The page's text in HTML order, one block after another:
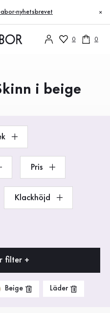
nyhetsbrevet ×
0 0
i beige
Pris
Klackhöjd
filter +
Beige Läder